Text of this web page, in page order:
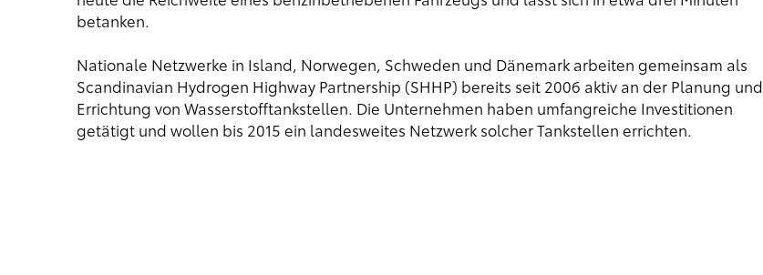
betanken.
Nationale Netzwerke in Island, Norwegen, Schweden und Dänemark arbeiten gemeinsam als
Scandinavian Hydrogen Highway Partnership (SHHP) bereits seit 2006 aktiv an der Planung und
Errichtung von Wasserstofftankstellen. Die Unternehmen haben umfangreiche Investitionen
getätigt und wollen bis 2015 ein landesweites Netzwerk solcher Tankstellen errichten.